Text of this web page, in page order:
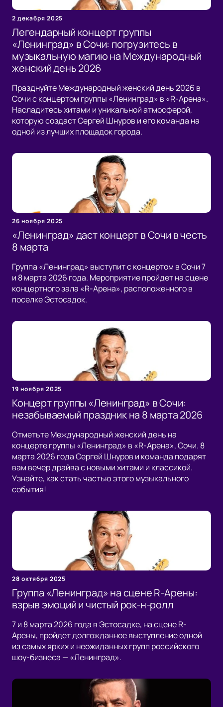
2 декабря 2025
Легендарный концерт группы
«Ленинград» в Сочи: погрузитесь в
музыкальную магию на Международный
женский день 2026
Празднуйте Международный женский день 2026 в
Сочи с концертом группы «Ленинград» в «R-Арена».
Насладитесь хитами и уникальной атмосферой,
которую создаст Сергей Шнуров и его команда на
одной из лучших площадок города.
26 ноября 2025
«Ленинград» даст концерт в Сочи в честь
8 марта
Группа «Ленинград» выступит с концертом в Сочи 7
и 8 марта 2026 года. Мероприятие пройдет на сцене
концертного зала «R-Арена», расположенного в
поселке Эстосадок.
19 ноября 2025
Концерт группы «Ленинград» в Сочи:
незабываемый праздник на 8 марта 2026
Отметьте Международный женский день на
концерте группы «Ленинград» в «R-Арена», Сочи. 8
марта 2026 года Сергей Шнуров и команда подарят
вам вечер драйва с новыми хитами и классикой.
Узнайте, как стать частью этого музыкального
события!
28 октября 2025
Группа «Ленинград» на сцене R-Арены:
взрыв эмоций и чистый рок-н-ролл
7 и 8 марта 2026 года в Эстосадке, на сцене R-
Арены, пройдет долгожданное выступление одной
из самых ярких и неожиданных групп российского
шоу-бизнеса — «Ленинград».